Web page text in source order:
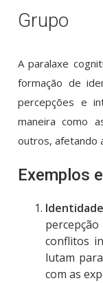
Grupo
A paralaxe
formação de
percepções e
maneira como
outros, afetando
Exemplos
conflitos
lutam
com as